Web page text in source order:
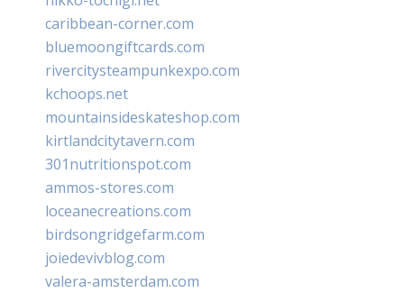
caribbean-corner.com
bluemoongiftcards.com
rivercitysteampunkexpo.com
kchoops.net
mountainsideskateshop.com
kirtlandcitytavern.com
301nutritionspot.com
ammos-stores.com
loceanecreations.com
birdsongridgefarm.com
joiedevivblog.com
valera-amsterdam.com